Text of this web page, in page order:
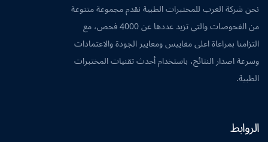
نحن شركة العرب للمختبرات الطبية نقدم مجموعة متنوعة
من الفحوصات والتي تزيد عددها عن 4000 فحص، مع
التزامنا بمراعاة اعلى مقاييس ومعايير الجودة والاعتمادات
وسرعة اصدار النتائج، باستخدام أحدث تقنيات المختبرات
الطبية.
الروابط